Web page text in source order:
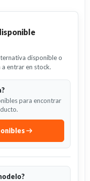
disponible o
entrar en stock.
para encontrar